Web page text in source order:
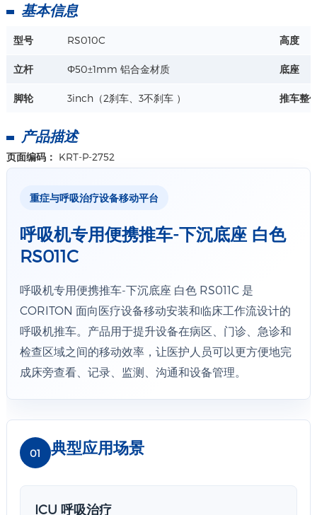
材质：环保铁
工艺：烤漆-医疗白
基本信息
型号 RS010C 高度
立杆 Ф50±1mm 铝合金材质 底座
脚轮 3inch（2刹车、3不刹车 ） 推车整
产品描述
页面编码： KRT-P-2752
重症与呼吸治疗设备移动平台
呼吸机专用便携推车-下沉底座 白色
RS011C
呼吸机专用便携推车-下沉底座 白色 RS011C 是
CORITON 面向医疗设备移动安装和临床工作流设计的
呼吸机推车。产品用于提升设备在病区、门诊、急诊和
检查区域之间的移动效率，让医护人员可以更方便地完
成床旁查看、记录、监测、沟通和设备管理。
01 典型应用场景
ICU 呼吸治疗